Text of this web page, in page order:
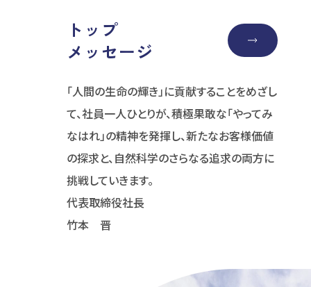
トップ
メッセージ
「人間の生命の輝き」に貢献することをめざし
て、社員一人ひとりが、積極果敢な「やってみ
なはれ」の精神を発揮し、新たなお客様価値
の探求と、自然科学のさらなる追求の両方に
挑戦していきます。
代表取締役社長
竹本 晋